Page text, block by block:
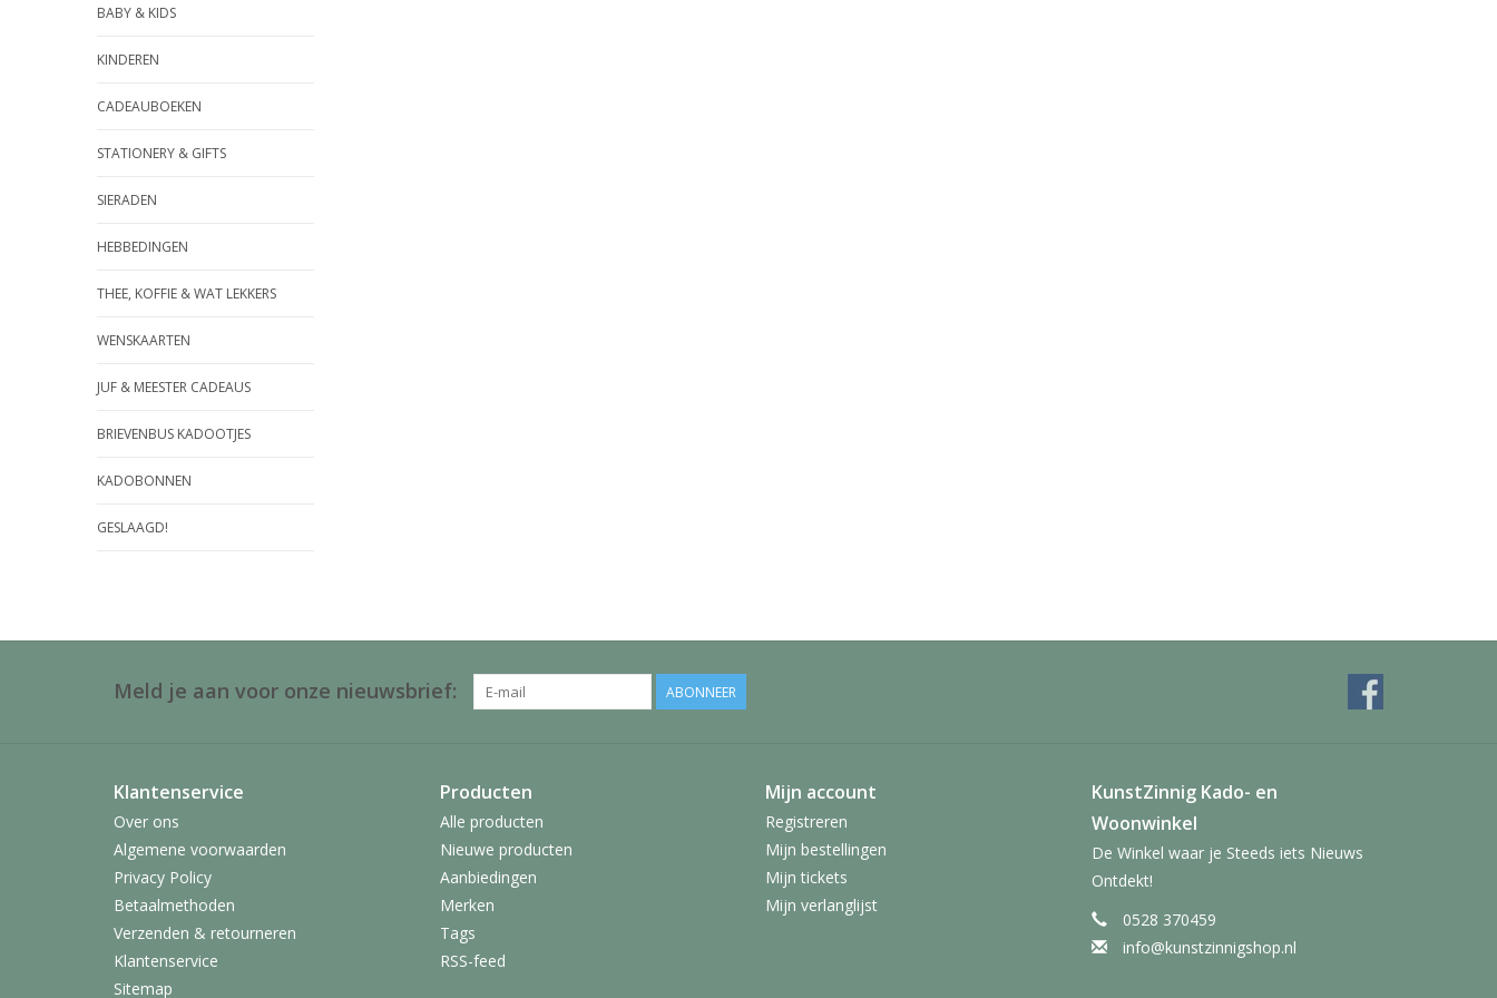
BABY & KIDS
KINDEREN
CADEAUBOEKEN
STATIONERY & GIFTS
SIERADEN
HEBBEDINGEN
THEE, KOFFIE & WAT LEKKERS
WENSKAARTEN
JUF & MEESTER CADEAUS
BRIEVENBUS KADOOTJES
KADOBONNEN
GESLAAGD!
Meld je aan voor onze nieuwsbrief: ABONNEER
Klantenservice
Over ons
Algemene voorwaarden
Privacy Policy
Betaalmethoden
Verzenden & retourneren
Klantenservice
Sitemap
Producten
Alle producten
Nieuwe producten
Aanbiedingen
Merken
Tags
RSS-feed
Mijn account
Registreren
Mijn bestellingen
Mijn tickets
Mijn verlanglijst
KunstZinnig Kado- en
Woonwinkel
De Winkel waar je Steeds iets Nieuws
Ontdekt!
0528 370459
info@kunstzinnigshop.nl